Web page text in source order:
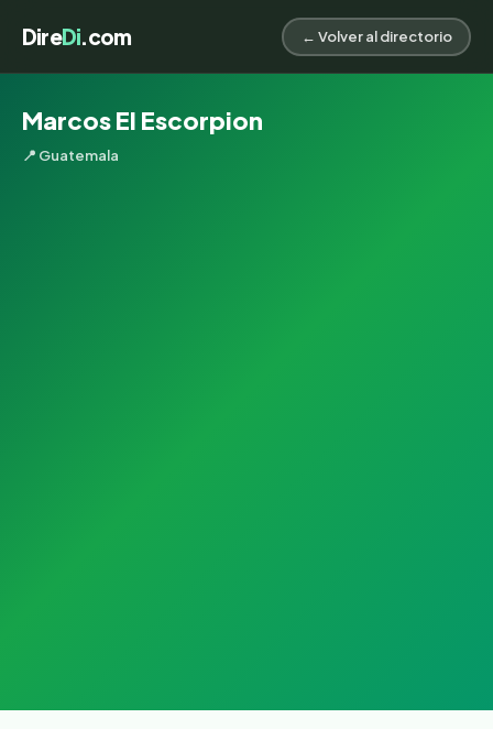
DireDi.com ← Volver al directorio
Marcos El Escorpion
📍 Guatemala